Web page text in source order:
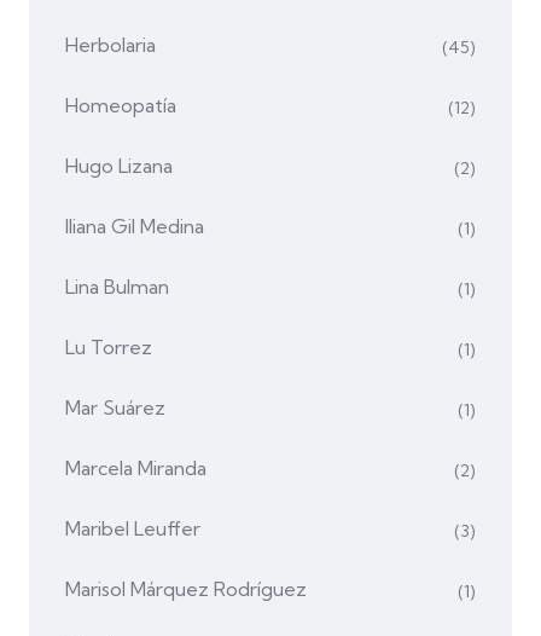
Herbolaria (45)
Homeopatía (12)
Hugo Lizana (2)
Iliana Gil Medina (1)
Lina Bulman (1)
Lu Torrez (1)
Mar Suárez (1)
Marcela Miranda (2)
Maribel Leuffer (3)
Marisol Márquez Rodríguez (1)